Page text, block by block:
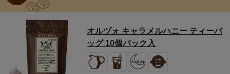
オルヅォ キャラメルハニー ティーバ
ッグ 10個パック入